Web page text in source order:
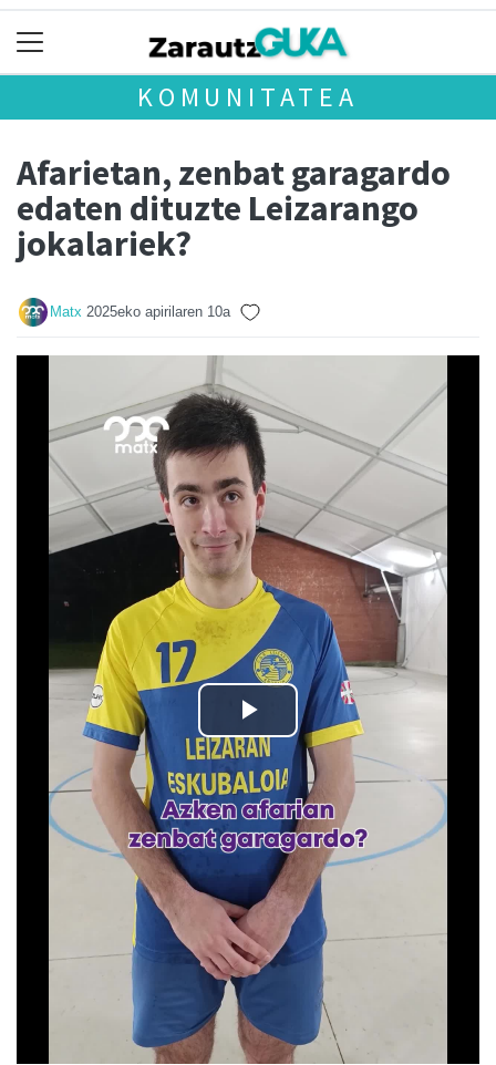
KOMUNITATEA
Afarietan, zenbat garagardo
edaten dituzte Leizarango
jokalariek?
Matx 2025eko apirilaren 10a